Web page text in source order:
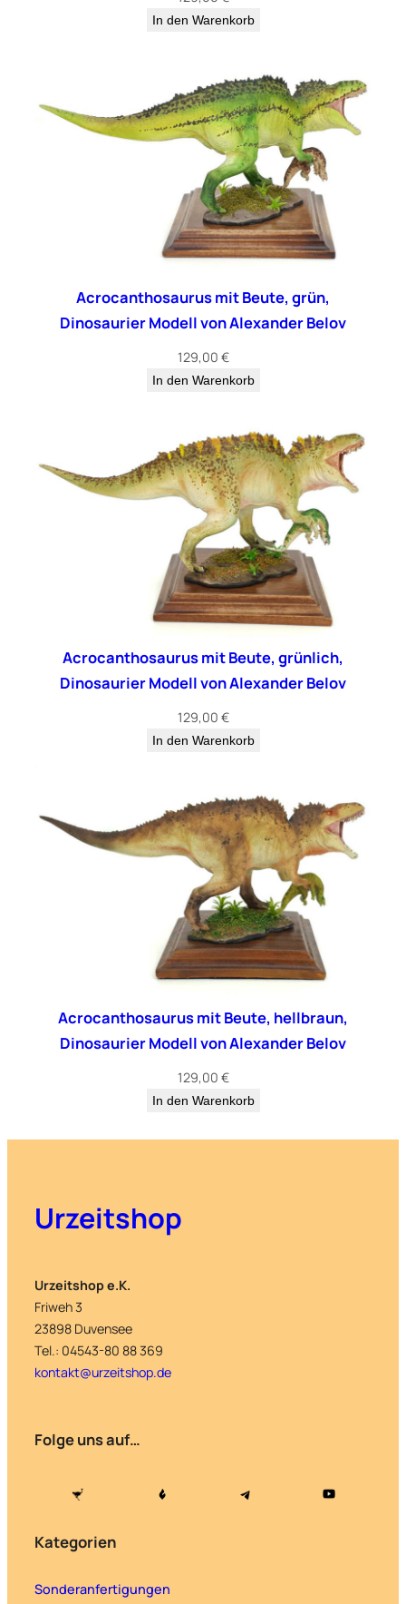
In den Warenkorb
Acrocanthosaurus mit Beute, grün,
Dinosaurier Modell von Alexander Belov
129,00 €
In den Warenkorb
Acrocanthosaurus mit Beute, grünlich,
Dinosaurier Modell von Alexander Belov
129,00 €
In den Warenkorb
Acrocanthosaurus mit Beute, hellbraun,
Dinosaurier Modell von Alexander Belov
129,00 €
In den Warenkorb
Urzeitshop
Urzeitshop e.K.
Friweh 3
23898 Duvensee
Tel.: 04543-80 88 369
kontakt@urzeitshop.de
Folge uns auf…
Kategorien
Sonderanfertigungen